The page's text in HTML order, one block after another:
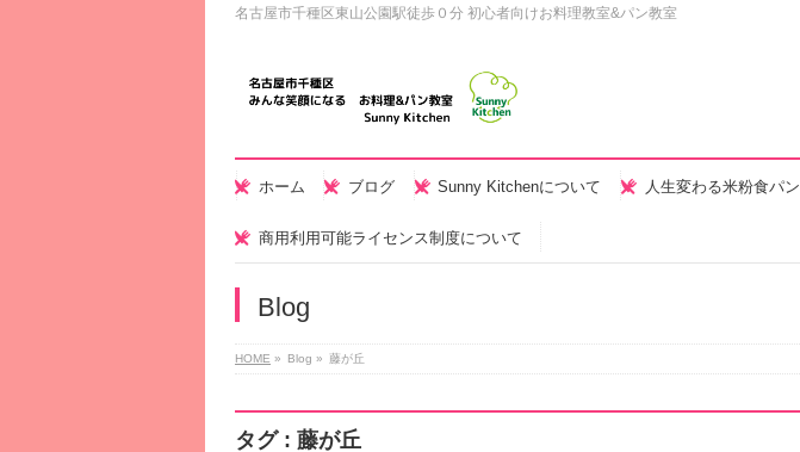
名古屋市千種区東山公園駅徒歩０分 初心者向けお料理教室&パン教室
ホーム ブログ Sunny Kitchenについて 人生変わる米粉食パン
商用利用可能ライセンス制度について
Blog
HOME » Blog » 藤が丘
タグ : 藤が丘